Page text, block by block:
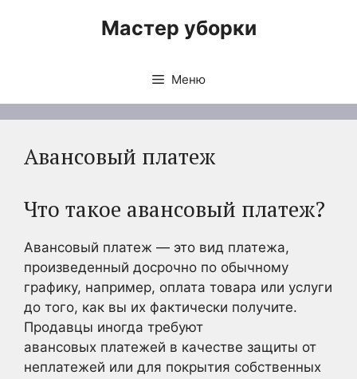
Мастер уборки
Меню
Авансовый платеж
Что такое авансовый платеж?
Авансовый платеж — это вид платежа,
произведенный досрочно по обычному
графику, например, оплата товара или услуги
до того, как вы их фактически получите.
Продавцы иногда требуют
авансовых платежей в качестве защиты от
неплатежей или для покрытия собственных